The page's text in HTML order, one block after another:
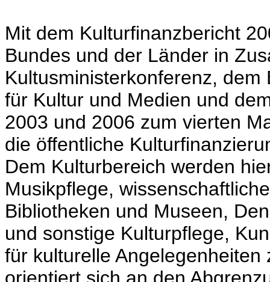
Mit dem Kulturfinanzbericht
Bundes und der Länder in
Kultusministerkonferenz,
für Kultur und Medien und
2003 und 2006 zum vierten
die öffentliche
Dem Kulturbereich werden
Musikpflege,
Bibliotheken und Museen,
und sonstige Kulturpflege,
für kulturelle